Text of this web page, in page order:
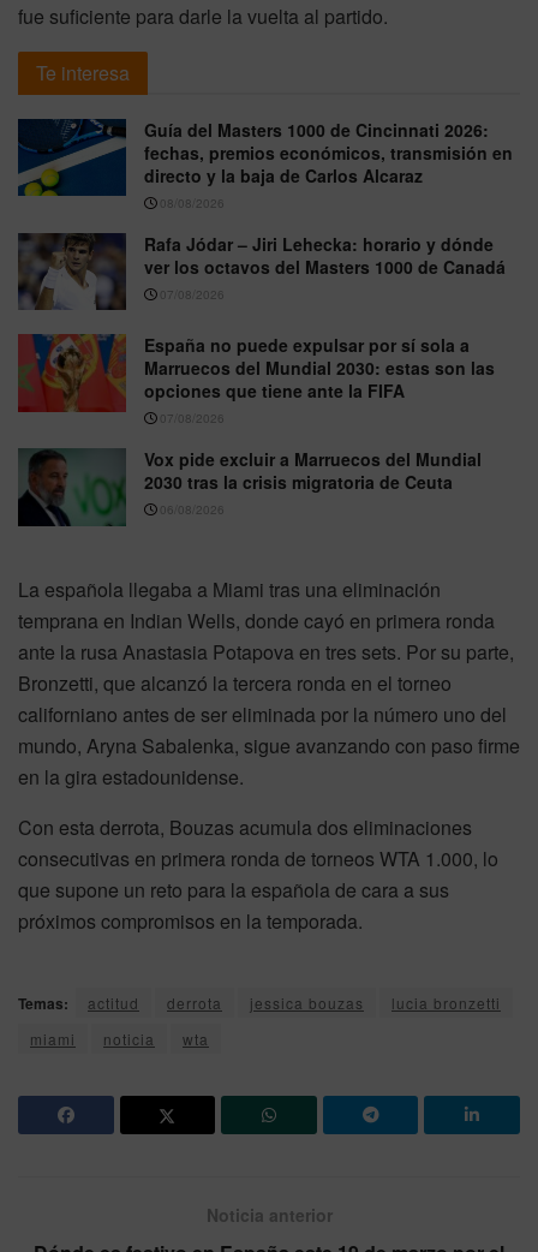
fue suficiente para darle la vuelta al partido.
Te interesa
Guía del Masters 1000 de Cincinnati 2026:
fechas, premios económicos, transmisión en
directo y la baja de Carlos Alcaraz
08/08/2026
Rafa Jódar – Jiri Lehecka: horario y dónde
ver los octavos del Masters 1000 de Canadá
07/08/2026
España no puede expulsar por sí sola a
Marruecos del Mundial 2030: estas son las
opciones que tiene ante la FIFA
07/08/2026
Vox pide excluir a Marruecos del Mundial
2030 tras la crisis migratoria de Ceuta
06/08/2026
La española llegaba a Miami tras una eliminación
temprana en Indian Wells, donde cayó en primera ronda
ante la rusa Anastasia Potapova en tres sets. Por su parte,
Bronzetti, que alcanzó la tercera ronda en el torneo
californiano antes de ser eliminada por la número uno del
mundo, Aryna Sabalenka, sigue avanzando con paso firme
en la gira estadounidense.
Con esta derrota, Bouzas acumula dos eliminaciones
consecutivas en primera ronda de torneos WTA 1.000, lo
que supone un reto para la española de cara a sus
próximos compromisos en la temporada.
Temas: actitud derrota jessica bouzas
lucia bronzetti
miami
noticia wta
Noticia anterior